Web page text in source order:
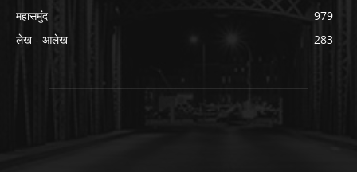
महासमुंद
979
लेख - आलेख
283